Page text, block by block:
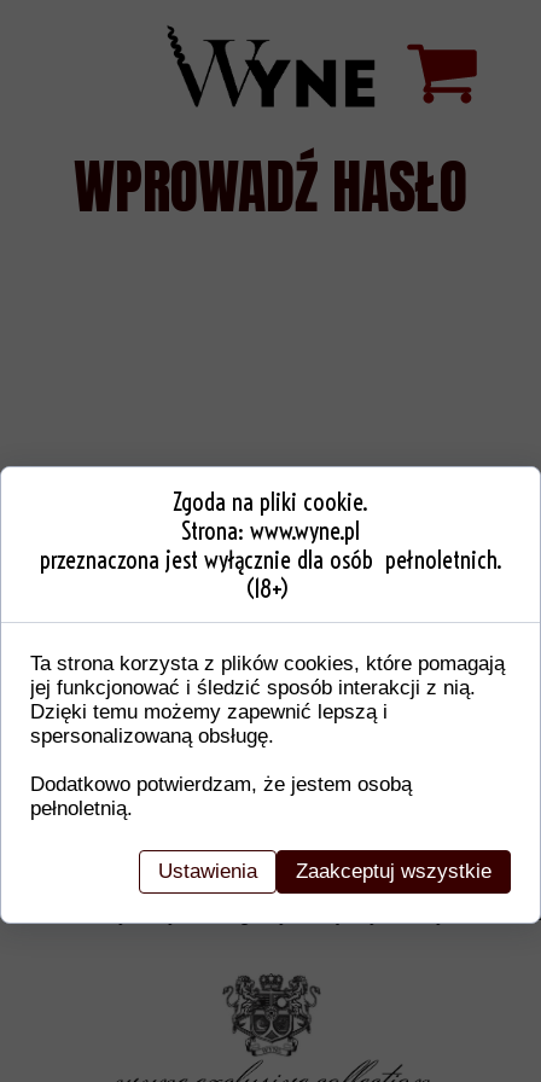
WPROWADŹ HASŁO
Dodatkowe informacje o produkcie
W tej sekcji warto umieścić istotne informacje,
gwarancji, zalecenia dotyczące montażu/
certyfikaty lub nagrody. Dzięki tym danym
Zgoda na pliki cookie.
Strona: www.wyne.pl
przeznaczona jest wyłącznie dla osób pełnoletnich.
(18+)
Ta strona korzysta z plików cookies, które pomagają
jej funkcjonować i śledzić sposób interakcji z nią.
Dzięki temu możemy zapewnić lepszą i
spersonalizowaną obsługę.
Dodatkowo potwierdzam, że jestem osobą
pełnoletnią.
Ustawienia Zaakceptuj wszystkie